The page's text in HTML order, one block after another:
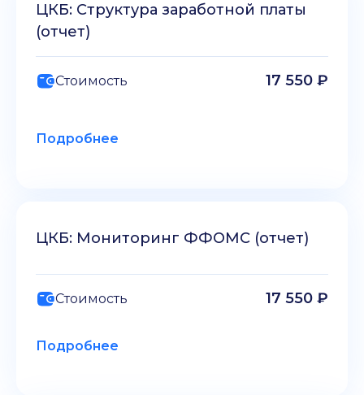
ЦКБ: Структура заработной платы
(отчет)
Стоимость 17 550 ₽
Подробнее
ЦКБ: Мониторинг ФФОМС (отчет)
Стоимость 17 550 ₽
Подробнее